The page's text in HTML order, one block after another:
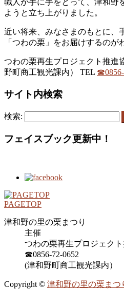
職人が手に手をとって、津和野
ようと立ち上がりました。
近い将来、みなさまのもとに、
「つわの栗」をお届けするのが
つわの栗再生プロジェクト推
野町商工観光課内）
TEL ☎0856-
サイト内検索
検索:
フェイスブック更新中！
PAGETOP
津和野の里の栗まつり
主催
つわの栗再生プロジェク
☎0856-72-0652
(津和野町商工観光課内）
Copyright © 津和野の里の栗まつ